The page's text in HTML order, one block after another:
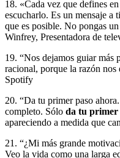
18. «Cada vez que defines
escucharlo. Es un mensaje a
que es posible. No pongas
Winfrey, Presentadora de
19. “Nos dejamos guiar más
racional, porque la razón nos
Spotify
20. “Da tu primer paso
completo. Sólo da tu primer
apareciendo a medida que
21. “¿Mi más grande
Veo la vida como una larga